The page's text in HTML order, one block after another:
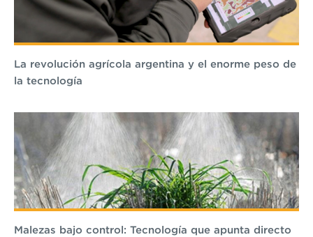
La revolución agrícola argentina y el enorme peso de
la tecnología
Malezas bajo control: Tecnología que apunta directo